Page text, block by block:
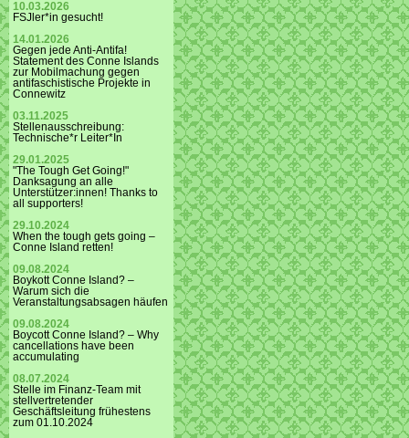
10.03.2026
FSJler*in gesucht!
14.01.2026
Gegen jede Anti-Antifa!
Statement des Conne Islands
zur Mobilmachung gegen
antifaschistische Projekte in
Connewitz
03.11.2025
Stellenausschreibung:
Technische*r Leiter*In
29.01.2025
"The Tough Get Going!"
Danksagung an alle
Unterstützer:innen! Thanks to
all supporters!
29.10.2024
When the tough gets going –
Conne Island retten!
09.08.2024
Boykott Conne Island? –
Warum sich die
Veranstaltungsabsagen häufen
09.08.2024
Boycott Conne Island? – Why
cancellations have been
accumulating
08.07.2024
Stelle im Finanz-Team mit
stellvertretender
Geschäftsleitung frühestens
zum 01.10.2024